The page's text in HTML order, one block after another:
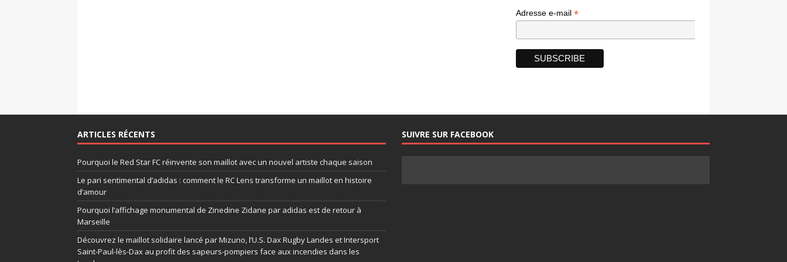
Adresse e-mail *
ARTICLES RÉCENTS
Pourquoi le Red Star FC réinvente son maillot avec un nouvel artiste chaque saison
Le pari sentimental d’adidas : comment le RC Lens transforme un maillot en histoire
d’amour
Pourquoi l’affichage monumental de Zinedine Zidane par adidas est de retour à
Marseille
Découvrez le maillot solidaire lancé par Mizuno, l’U.S. Dax Rugby Landes et Intersport
Saint-Paul-lès-Dax au profit des sapeurs-pompiers face aux incendies dans les
SUIVRE SUR FACEBOOK